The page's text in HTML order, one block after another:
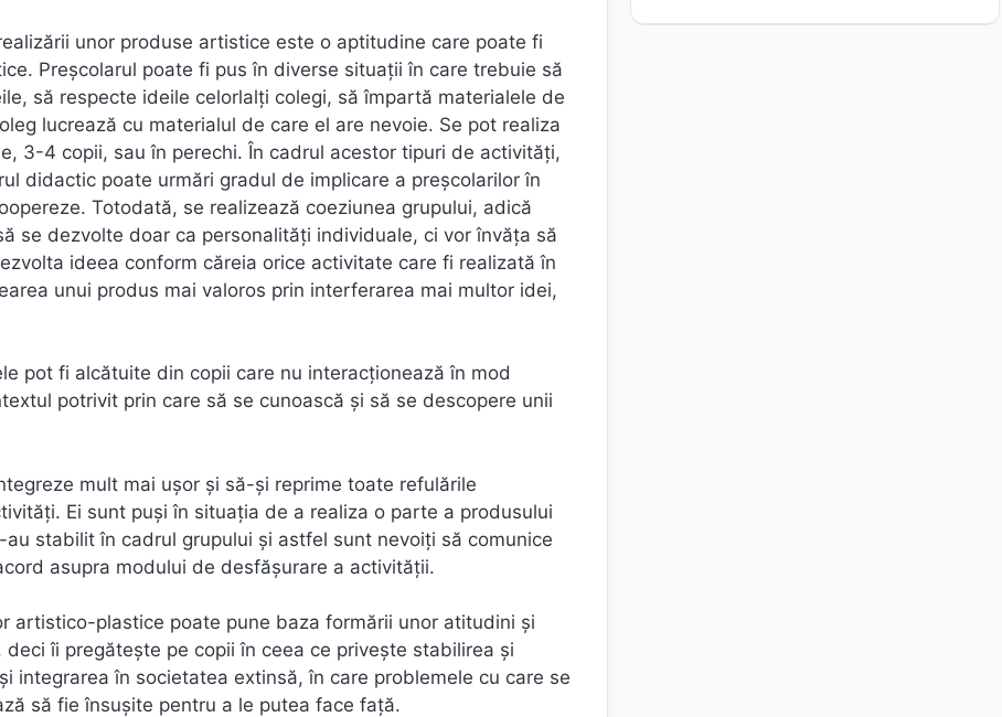
unor produse artistice este o aptitudine care poate fi
Preșcolarul poate fi pus în diverse situații în care trebuie să
să respecte ideile celorlalți colegi, să împartă materialele de
lucrează cu materialul de care el are nevoie. Se pot realiza
3-4 copii, sau în perechi. În cadrul acestor tipuri de activități,
didactic poate urmări gradul de implicare a preșcolarilor în
Totodată, se realizează coeziunea grupului, adică
se dezvolte doar ca personalități individuale, ci vor învăța să
ideea conform căreia orice activitate care fi realizată în
unui produs mai valoros prin interferarea mai multor idei,
pot fi alcătuite din copii care nu interacționează în mod
potrivit prin care să se cunoască și să se descopere unii
mult mai ușor și să-și reprime toate refulările
Ei sunt puși în situația de a realiza o parte a produsului
stabilit în cadrul grupului și astfel sunt nevoiți să comunice
asupra modului de desfășurare a activității.
artistico-plastice poate pune baza formării unor atitudini și
îi pregătește pe copii în ceea ce privește stabilirea și
integrarea în societatea extinsă, în care problemele cu care se
să fie însușite pentru a le putea face față.